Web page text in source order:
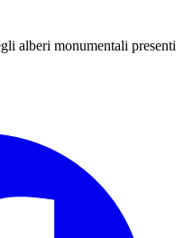
alberi monumentali presenti